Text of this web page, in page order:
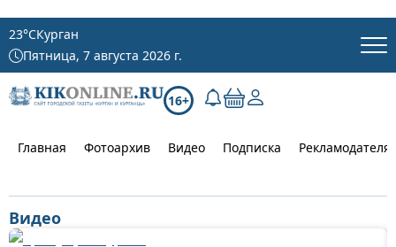
23°CКурган
Пятница, 7 августа 2026 г.
16+
Главная Фотоархив Видео Подписка
Видео